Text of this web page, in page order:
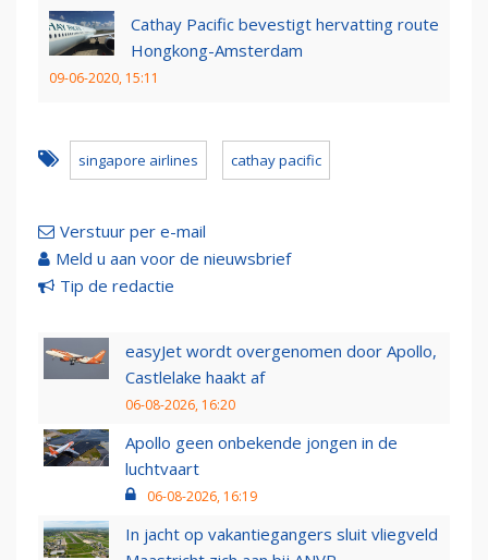
Cathay Pacific bevestigt hervatting route
Hongkong-Amsterdam
09-06-2020, 15:11
singapore airlines cathay pacific
Verstuur per e-mail
Meld u aan voor de nieuwsbrief
Tip de redactie
easyJet wordt overgenomen door Apollo,
Castlelake haakt af
06-08-2026, 16:20
Apollo geen onbekende jongen in de
luchtvaart
06-08-2026, 16:19
In jacht op vakantiegangers sluit vliegveld